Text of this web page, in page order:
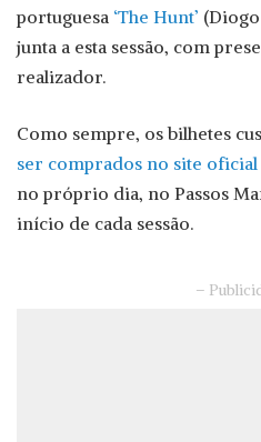
portuguesa ‘The Hunt’
junta a esta sessão, com
realizador.
Como sempre, os bilhetes
ser comprados no site
no próprio dia, no Passos
início de cada sessão.
–